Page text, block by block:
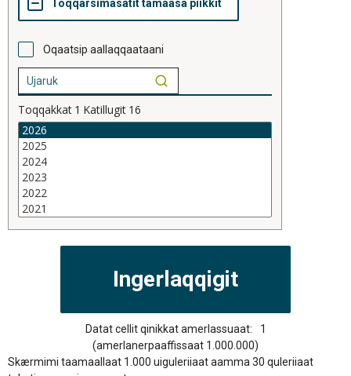
Oqaatsip aallaqqaataani
Toqqakkat 1 Katillugit 16
Datat cellit qinikkat amerlassuaat:
1
(amerlanerpaaffissaat 1.000.000)
Skærmimi taamaallaat 1.000 uiguleriiaat aamma 30 quleriiaat